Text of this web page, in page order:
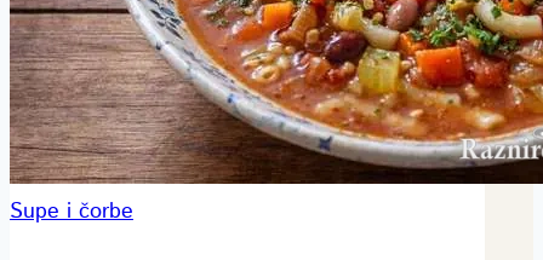
Supe i čorbe